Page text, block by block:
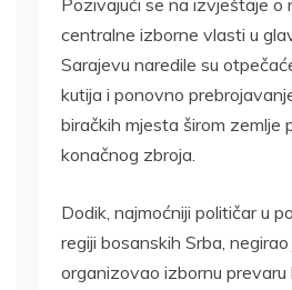
Pozivajući se na izvještaje o
centralne izborne vlasti u
Sarajevu naredile su
kutija i ponovno
biračkih mjesta širom zemlje
konačnog zbroja.
Dodik, najmoćniji političar u
regiji bosanskih Srba,
organizovao izbornu prevaru